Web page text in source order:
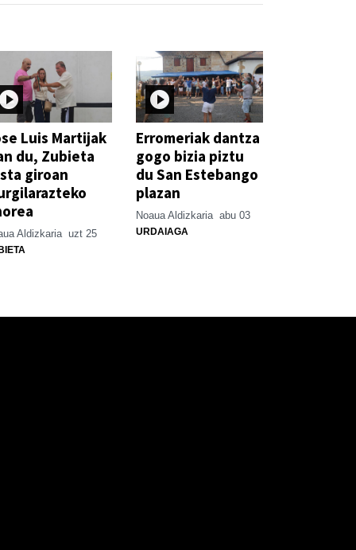
Luis Martijak
du, Zubieta
giroan
Aldizkaria uzt 25
Erromeriak dantza
gogo bizia piztu
du San Estebango
plazan
Noaua Aldizkaria abu 03
URDAIAGA